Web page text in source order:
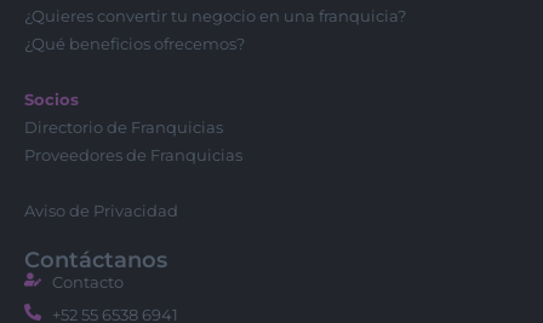
¿Quieres convertir tu negocio en una franquicia?
¿Qué beneficios ofrecemos?
Socios
Directorio de Franquicias
Proveedores de Franquicias
Aviso de Privacidad
Contáctanos
Contacto
+52 55 6538 6941